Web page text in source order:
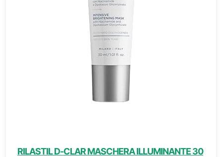
RILASTIL D-CLAR MASCHERA ILLUMINANTE 30